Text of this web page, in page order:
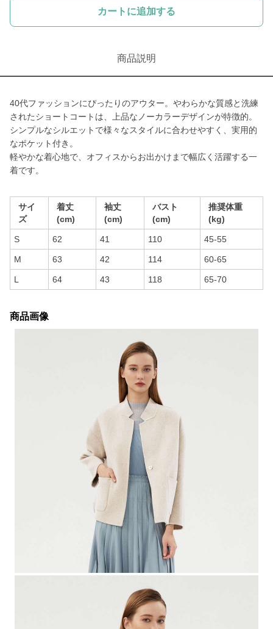
カートに追加する
商品説明
40代ファッションにぴったりのアウター。やわらかな質感と洗練
されたショートコートは、上品なノーカラーデザインが特徴的。
シンプルなシルエットで様々なスタイルに合わせやすく、実用的
なポケット付き。
軽やかな着心地で、オフィスからお出かけまで幅広く活躍する一
着です。
サイ
ズ
着丈
(cm)
袖丈
(cm)
バスト
(cm)
推奨体重
(kg)
S 62 41 110 45-55
M 63 42 114 60-65
L 64 43 118 65-70
商品画像